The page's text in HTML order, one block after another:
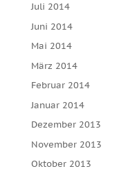
Juli 2014
Juni 2014
Mai 2014
März 2014
Februar 2014
Januar 2014
Dezember 2013
November 2013
Oktober 2013